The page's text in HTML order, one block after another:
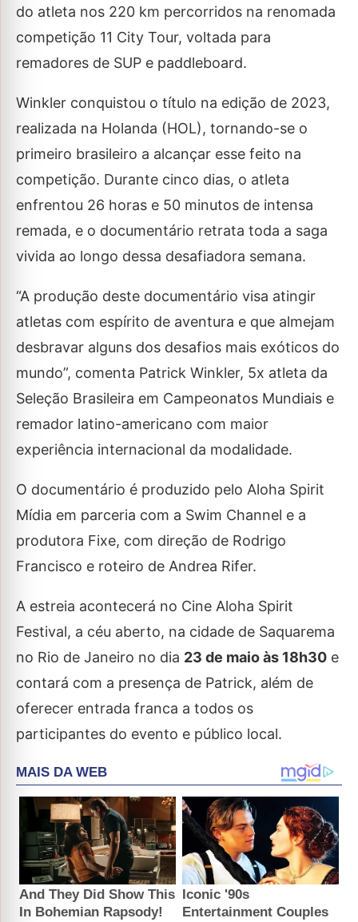
do atleta nos 220 km percorridos na renomada
competição 11 City Tour, voltada para
remadores de SUP e paddleboard.
Winkler conquistou o título na edição de 2023,
realizada na Holanda (HOL), tornando-se o
primeiro brasileiro a alcançar esse feito na
competição. Durante cinco dias, o atleta
enfrentou 26 horas e 50 minutos de intensa
remada, e o documentário retrata toda a saga
vivida ao longo dessa desafiadora semana.
“A produção deste documentário visa atingir
atletas com espírito de aventura e que almejam
desbravar alguns dos desafios mais exóticos do
mundo”, comenta Patrick Winkler, 5x atleta da
Seleção Brasileira em Campeonatos Mundiais e
remador latino-americano com maior
experiência internacional da modalidade.
O documentário é produzido pelo Aloha Spirit
Mídia em parceria com a Swim Channel e a
produtora Fixe, com direção de Rodrigo
Francisco e roteiro de Andrea Rifer.
A estreia acontecerá no Cine Aloha Spirit
Festival, a céu aberto, na cidade de Saquarema
no Rio de Janeiro no dia 23 de maio às 18h30 e
contará com a presença de Patrick, além de
oferecer entrada franca a todos os
participantes do evento e público local.